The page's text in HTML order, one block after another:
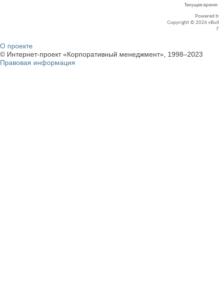
Текущее время:
Powered
Copyright © 2026
О проекте
© Интернет-проект «Корпоративный менеджмент», 1998–2023
Правовая информация